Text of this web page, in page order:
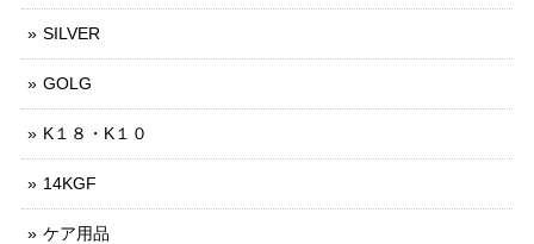
SILVER
GOLG
K１８・K１０
14KGF
ケア用品